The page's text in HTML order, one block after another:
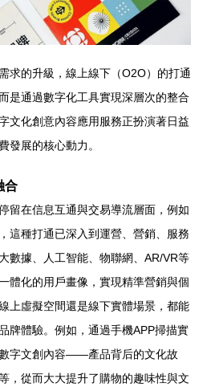
求的升級，線上線下（O2O）的打通
是通過數字化工具實現深層次的整合
文化創意內容應用服務正扮演著日益
發展的核心動力。
合
留在信息互通與交易導流層面，例如
這種打通已深入到運營、營銷、服務
數據、人工智能、物聯網、AR/VR等
體化的用戶畫像，實現精準營銷與個
上虛擬空間還是線下實體場景，都能
牌體驗。例如，通過手機APP掃描實
字文創內容——產品背后的文化故
，從而大大提升了購物的趣味性與文